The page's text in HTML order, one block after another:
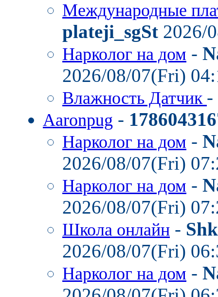
Международные
plateji_sgSt 2026/
Нарколог на дом -
2026/08/07(Fri)
Влажность Датчик -
Aaronpug -
Нарколог на дом -
2026/08/07(Fri)
Нарколог на дом -
2026/08/07(Fri)
Школа онлайн -
2026/08/07(Fri)
Нарколог на дом -